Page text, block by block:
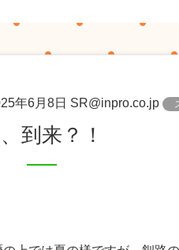
年6月8日 SR@inpro.co.jp
夏、到来？！